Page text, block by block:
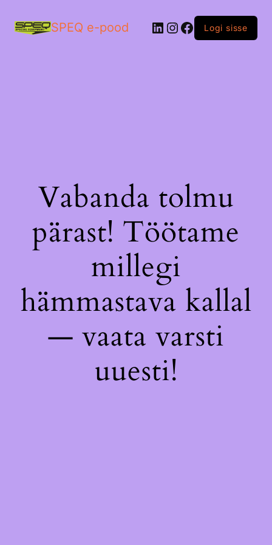
SPEQ e-pood LinkedIn
Instagram
Facebook
Logi sisse
Vabanda tolmu
pärast! Töötame
millegi
hämmastava kallal
— vaata varsti
uuesti!